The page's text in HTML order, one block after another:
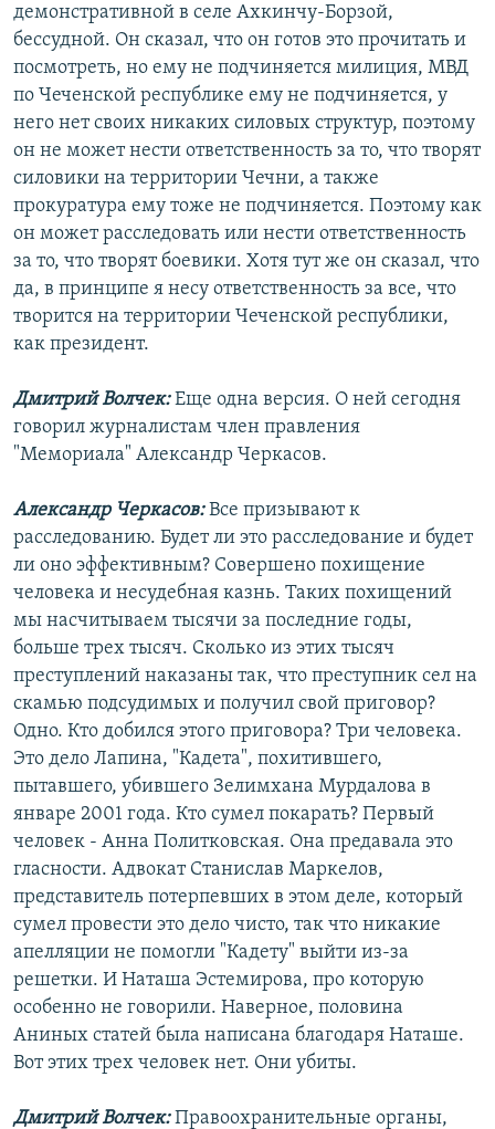
демонстративной в селе Ахкинчу-Борзой,
бессудной. Он сказал, что он готов это прочитать и
посмотреть, но ему не подчиняется милиция, МВД
по Чеченской республике ему не подчиняется, у
него нет своих никаких силовых структур, поэтому
он не может нести ответственность за то, что творят
силовики на территории Чечни, а также
прокуратура ему тоже не подчиняется. Поэтому как
он может расследовать или нести ответственность
за то, что творят боевики. Хотя тут же он сказал, что
да, в принципе я несу ответственность за все, что
творится на территории Чеченской республики,
как президент.
Дмитрий Волчек:Еще одна версия. О ней сегодня
говорил журналистам член правления
"Мемориала" Александр Черкасов.
Александр Черкасов:Все призывают к
расследованию. Будет ли это расследование и будет
ли оно эффективным? Совершено похищение
человека и несудебная казнь. Таких похищений
мы насчитываем тысячи за последние годы,
больше трех тысяч. Сколько из этих тысяч
преступлений наказаны так, что преступник сел на
скамью подсудимых и получил свой приговор?
Одно. Кто добился этого приговора? Три человека.
Это дело Лапина, "Кадета", похитившего,
пытавшего, убившего Зелимхана Мурдалова в
январе 2001 года. Кто сумел покарать? Первый
человек - Анна Политковская. Она предавала это
гласности. Адвокат Станислав Маркелов,
представитель потерпевших в этом деле, который
сумел провести это дело чисто, так что никакие
апелляции не помогли "Кадету" выйти из-за
решетки. И Наташа Эстемирова, про которую
особенно не говорили. Наверное, половина
Аниных статей была написана благодаря Наташе.
Вот этих трех человек нет. Они убиты.
Дмитрий Волчек:Правоохранительные органы,